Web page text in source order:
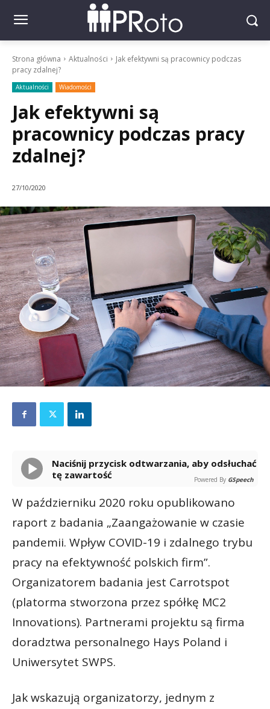
Strona główna Aktualności
Jak efektywni są pracownicy podczas
pracy zdalnej?
Aktualności Wiadomości
Jak efektywni są
pracownicy podczas pracy
zdalnej?
27/10/2020
Naciśnij przycisk odtwarzania, aby odsłuchać
tę zawartość
Powered By GSpeech
W październiku 2020 roku opublikowano
raport z badania „Zaangażowanie w czasie
pandemii. Wpływ COVID-19 i zdalnego trybu
pracy na efektywność polskich firm”.
Organizatorem badania jest Carrotspot
(platorma stworzona przez spółkę MC2
Innovations). Partnerami projektu są firma
doradztwa personalnego Hays Poland i
Uniwersytet SWPS.
Jak wskazują organizatorzy, jednym z